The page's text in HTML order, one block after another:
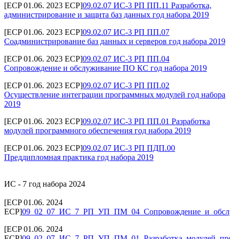
[ECP 01.06. 2023 ECP]09.02.07 ИС-3 РП ПП.11 Разработка,
администрирование и защита баз данных год набора 2019
[ECP 01.06. 2023 ECP]09.02.07 ИС-3 РП ПП.07
Соадминистрирование баз данных и серверов год набора 2019
[ECP 01.06. 2023 ECP]09.02.07 ИС-3 РП ПП.04
Сопровождение и обслуживание ПО КС год набора 2019
[ECP 01.06. 2023 ECP]09.02.07 ИС-3 РП ПП.02
Осуществление интеграции программных модулей год набора
2019
[ECP 01.06. 2023 ECP]09.02.07 ИС-3 РП ПП.01 Разработка
модулей программного обеспечения год набора 2019
[ECP 01.06. 2023 ECP]09.02.07 ИС-3 РП ПДП.00
Преддипломная практика год набора 2019
ИС - 7 год набора 2024
[ECP 01.06. 2024
ECP]
[ECP 01.06. 2024